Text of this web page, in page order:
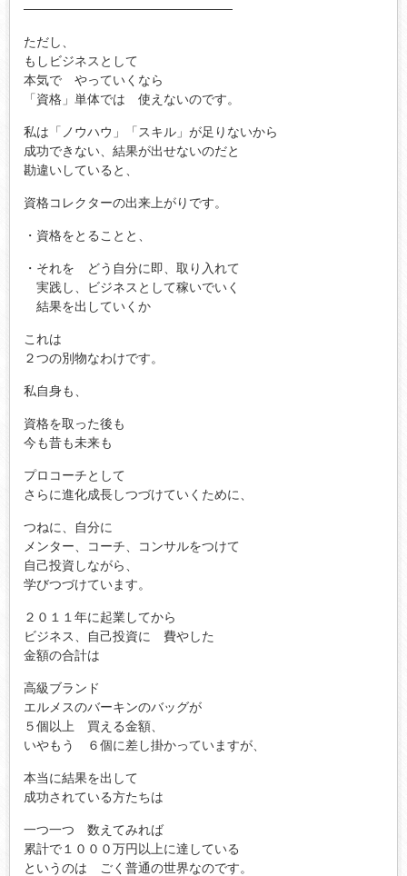
───────────────────────
ただし、
もしビジネスとして
本気で やっていくなら
「資格」単体では 使えないのです。
私は「ノウハウ」「スキル」が足りないから
成功できない、結果が出せないのだと
勘違いしていると、
資格コレクターの出来上がりです。
・資格をとることと、
・それを どう自分に即、取り入れて
実践し、ビジネスとして稼いでいく
結果を出していくか
これは
２つの別物なわけです。
私自身も、
資格を取った後も
今も昔も未来も
プロコーチとして
さらに進化成長しつづけていくために、
つねに、自分に
メンター、コーチ、コンサルをつけて
自己投資しながら、
学びつづけています。
２０１１年に起業してから
ビジネス、自己投資に 費やした
金額の合計は
高級ブランド
エルメスのバーキンのバッグが
５個以上 買える金額、
いやもう ６個に差し掛かっていますが、
本当に結果を出して
成功されている方たちは
一つ一つ 数えてみれば
累計で１０００万円以上に達している
というのは ごく普通の世界なのです。